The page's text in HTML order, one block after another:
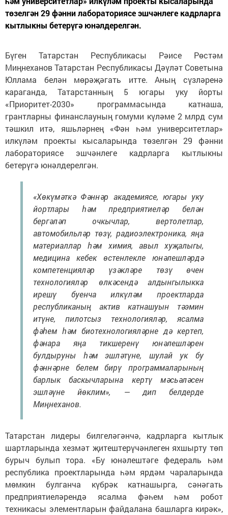
төзелгән 29 фәнни лабораториясе эшчәнлеге кадрларга
кытлыкны бетерүгә юнәлдерелгән.
Бүген Татарстан Республикасы Рәисе Рөстәм
Миңнеханов Татарстан Республикасы Дәүләт Советына
Юллама белән мөрәҗәгать итте. Аның сүзләренә
караганда, Татарстанның 5 югары уку йорты
«Приоритет-2030» программасында катнаша,
грантларны финанслауның гомуми күләме 2 млрд сум
тәшкил итә, яшьләрнең «Фән һәм университетлар»
илкүләм проекты кысаларында төзелгән 29 фәнни
лабораториясе эшчәнлеге кадрларга кытлыкны
бетерүгә юнәлдерелгән.
«Хөкүмәткә Фәннәр академиясе, югары уку
йортлары һәм предприятиеләр белән
бергәләп очкычлар, вертолетлар,
автомобильләр төзү, радиоэлектроника, яңа
материаллар һәм химия, авыл хуҗалыгы,
медицина кебек өстенлекле юнәлешләрдә
компетенцияләр үзәкләре төзү өчен
технологияләр өлкәсендә алдынгылыкка
ирешү буенча илкүләм проектларда
республиканың актив катнашуын тәэмин
итүне, пилотсыз технологияләр, ясалма
фәһем һәм биотехнологияләрне дә кертеп,
фәнара яңа тикшеренү юнәлешләрен
булдыруны һәм эшләтүне, шулай ук бу
фәннәрне белем бирү программаларының
барлык баскычларына кертү мәсьәләсен
эшләүне йөклим», — дип белдерде
Миңнеханов.
Татарстан лидеры билгеләгәнчә, кадрларга кытлык
шартларында хезмәт җитештерүчәнлеген яхшырту төп
бурыч булып тора. «Бу юнәлештәге федераль һәм
республика проектларында һәм ярдәм чараларында
мөмкин булганча күбрәк катнашырга, сәнәгать
предприятиеләрендә ясалма фәһем һәм робот
техникасы элементларын файдалана башларга кирәк»,